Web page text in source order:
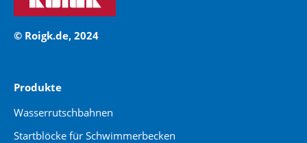
© Roigk.de, 2024
Produkte
Wasserrutschbahnen
Startblöcke für Schwimmerbecken